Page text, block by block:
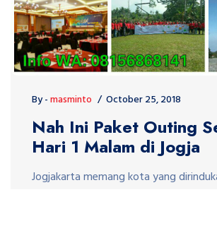
By -masminto October 25, 2018
Nah Ini Paket Outing
Hari 1 Malam di Jogja
Jogjakarta memang kota yang